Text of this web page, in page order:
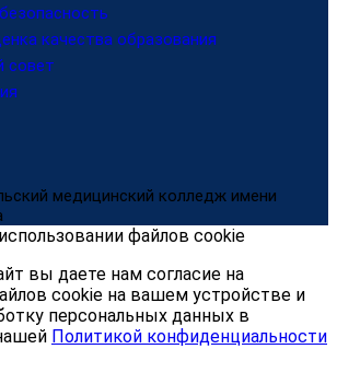
качества образования
совет
медицинский колледж имени
файлов cookie
вы даете нам согласие на
cookie на вашем устройстве и
персональных данных в
Политикой конфиденциальности